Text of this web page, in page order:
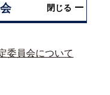
閉じる
委員会について